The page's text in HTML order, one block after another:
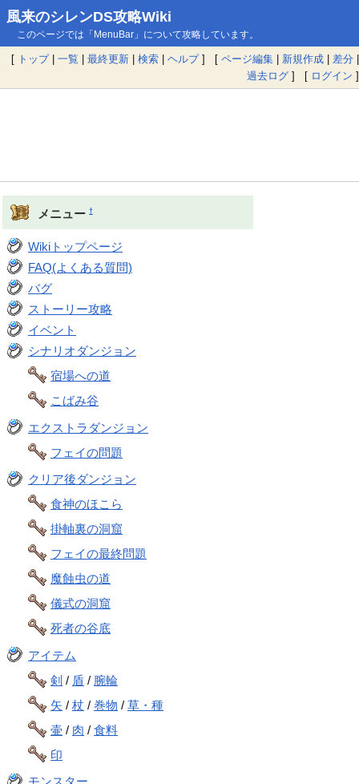
風来のシレンDS攻略Wiki
このページでは「MenuBar」について攻略しています。
[ トップ| 一覧 | 最終更新 | 検索 | ヘルプ] [ ページ編集 | 新規作成 | 差分 |
過去ログ ] [ ログイン ]
メニュー †
Wikiトップページ
FAQ(よくある質問)
バグ
ストーリー攻略
イベント
シナリオダンジョン
宿場への道
こばみ谷
エクストラダンジョン
フェイの問題
クリア後ダンジョン
食神のほこら
掛軸裏の洞窟
フェイの最終問題
魔蝕虫の道
儀式の洞窟
死者の谷底
アイテム
剣 / 盾 / 腕輪
矢 /杖 /巻物 /草・種
壷 / 肉 /食料
印